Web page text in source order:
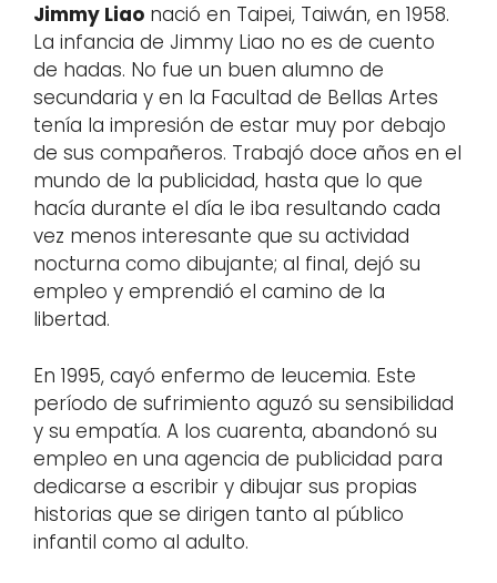
Jimmy Liao nació en Taipei, Taiwán, en 1958.
La infancia de Jimmy Liao no es de cuento
de hadas. No fue un buen alumno de
secundaria y en la Facultad de Bellas Artes
tenía la impresión de estar muy por debajo
de sus compañeros. Trabajó doce años en el
mundo de la publicidad, hasta que lo que
hacía durante el día le iba resultando cada
vez menos interesante que su actividad
nocturna como dibujante; al final, dejó su
empleo y emprendió el camino de la
libertad.
En 1995, cayó enfermo de leucemia. Este
período de sufrimiento aguzó su sensibilidad
y su empatía. A los cuarenta, abandonó su
empleo en una agencia de publicidad para
dedicarse a escribir y dibujar sus propias
historias que se dirigen tanto al público
infantil como al adulto.